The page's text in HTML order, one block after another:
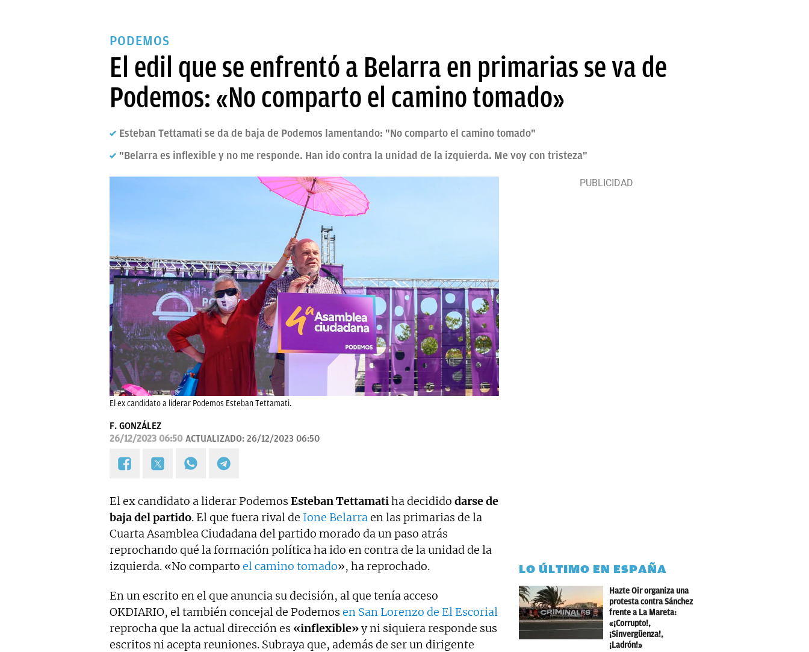
PODEMOS
El edil que se enfrentó a Belarra en primarias se va de
Podemos: «No comparto el camino tomado»
Esteban Tettamati se da de baja de Podemos lamentando: "No comparto el camino tomado"
"Belarra es inflexible y no me responde. Han ido contra la unidad de la izquierda. Me voy con tristeza"
El ex candidato a liderar Podemos Esteban Tettamati.
F. GONZÁLEZ
26/12/2023 06:50 ACTUALIZADO: 26/12/2023 06:50
El ex candidato a liderar Podemos Esteban Tettamatiha decidido darse de
baja del partido. El que fuera rival de Ione Belarraen las primarias de la
Cuarta Asamblea Ciudadana del partido morado da un paso atrás
reprochando qué la formación política ha ido en contra de la unidad de la
izquierda. «No comparto el camino tomado», ha reprochado.
En un escrito en el que anuncia su decisión, al que tenía acceso
OKDIARIO, el también concejal de Podemos en San Lorenzo de El Escorial
reprocha que la actual dirección es «inflexible»y ni siquiera responde sus
escritos ni acepta reuniones. Subraya que, además de ser un dirigente
LO ÚLTIMO EN ESPAÑA
Hazte Oir organiza una
protesta contra Sánchez
frente a La Mareta:
«¡Corrupto!,
¡Sinvergüenza!,
¡Ladrón!»